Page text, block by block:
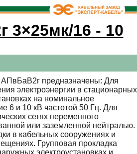
3×25мк/16 - 10
предназначены: Для
электроэнергии в стационарных
на номинальное
6 и 10 кВ частотой 50 Гц. Для
сетях переменного
или заземленной нейтралью.
в кабельных сооружениях и
Групповая прокладка